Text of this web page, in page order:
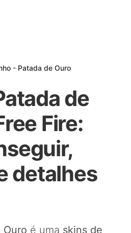
- Patada de Ouro
de
Fire:
detalhes
Ouro é uma skins de